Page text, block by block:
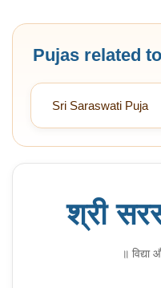
Pujas related
Sri Saraswati Puja
श्री
॥ विद्या